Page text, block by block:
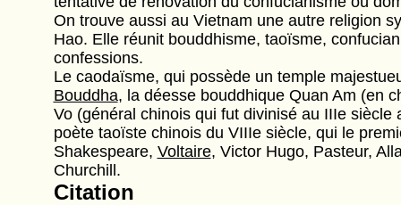
On trouve aussi au Vietnam une autre religion
Hao. Elle réunit bouddhisme, taoïsme,
confessions.
Le caodaïsme, qui possède un temple
Bouddha, la déesse bouddhique Quan Am (en
Vo (général chinois qui fut divinisé au IIIe
poète taoïste chinois du VIIIe siècle, qui le
Shakespeare, Voltaire, Victor Hugo, Pasteur,
Churchill.
Citation